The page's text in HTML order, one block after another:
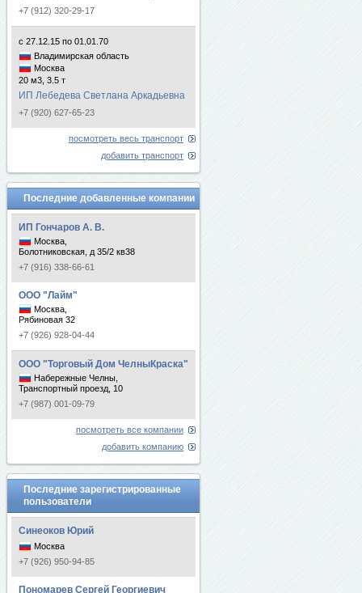
+7 (912) 320-29-17
с 27.12.15 по 01.01.70
Владимирская область
Москва
20 м3, 3.5 т
ИП Лебедева Светлана Аркадьевна
+7 (920) 627-65-23
посмотреть весь транспорт
добавить транспорт
Последние добавленные компании
ИП Гончаров А. В.
Москва,
Болотниковская, д 35/2 кв38
+7 (916) 338-66-61
ООО "Лайм"
Москва,
Рябиновая 32
+7 (926) 928-04-44
ООО "Торговый Дом ЧелныКраска"
Набережные Челны,
Транспортный проезд, 10
+7 (987) 001-09-79
посмотреть все компании
добавить компанию
Последние зарегистрированные
пользователи
Синеоков Юрий
Москва
+7 (926) 950-94-85
Пономарев Сергей Георгиевич